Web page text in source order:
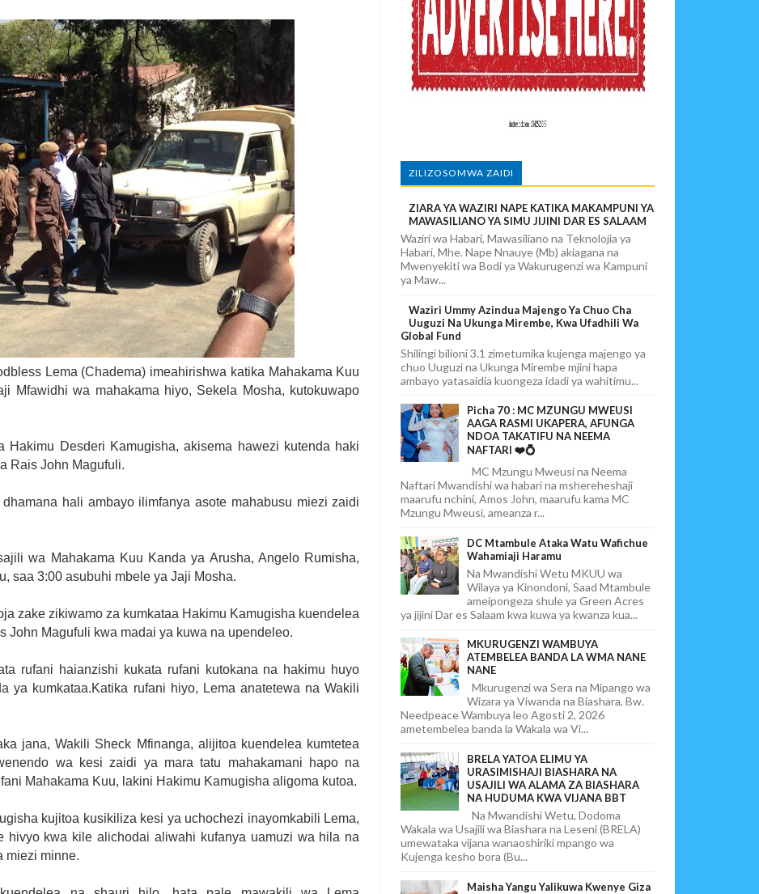
WITO KUHUSU LESENI ZA MAFUNDI UMEME,MAONESHO YA NANENANE
NA KUWAAGA WAJUMBE WA BODI MNMA WALIOMALIZA MUDA WAO
ELIMU, AMANI KUPEWA KIPAUMBELE ITILIMA
HABARI YA DODOMA.
WA MAISHA YA KILA MTANZANIA
WANANCHI WENGI ZAIDI KUCHOCHEA THAMANI YA MAZAO
Lema (Chadema) imeahirishwa katika Mahakama Kuu
Mfawidhi wa mahakama hiyo, Sekela Mosha, kutokuwapo
Hakimu Desderi Kamugisha, akisema hawezi kutenda haki
Rais John Magufuli.
hali ambayo ilimfanya asote mahabusu miezi zaidi
wa Mahakama Kuu Kanda ya Arusha, Angelo Rumisha,
saa 3:00 asubuhi mbele ya Jaji Mosha.
zake zikiwamo za kumkataa Hakimu Kamugisha kuendelea
John Magufuli kwa madai ya kuwa na upendeleo.
rufani haianzishi kukata rufani kutokana na hakimu huyo
ya kumkataa.Katika rufani hiyo, Lema anatetewa na Wakili
jana, Wakili Sheck Mfinanga, alijitoa kuendelea kumtetea
wa kesi zaidi ya mara tatu mahakamani hapo na
Mahakama Kuu, lakini Hakimu Kamugisha aligoma kutoa.
kujitoa kusikiliza kesi ya uchochezi inayomkabili Lema,
hivyo kwa kile alichodai aliwahi kufanya uamuzi wa hila na
miezi minne.
ZILIZOSOMWA ZAIDI
ZIARA YA WAZIRI NAPE KATIKA MAKAMPUNI YA
MAWASILIANO YA SIMU JIJINI DAR ES SALAAM
Waziri wa Habari, Mawasiliano na Teknolojia ya
Habari, Mhe. Nape Nnauye (Mb) akiagana na
Mwenyekiti wa Bodi ya Wakurugenzi wa Kampuni
ya Maw...
Waziri Ummy Azindua Majengo Ya Chuo Cha
Uuguzi Na Ukunga Mirembe, Kwa Ufadhili Wa
Global Fund
Shilingi bilioni 3.1 zimetumika kujenga majengo ya
chuo Uuguzi na Ukunga Mirembe mjini hapa
ambayo yatasaidia kuongeza idadi ya wahitimu...
Picha 70 : MC MZUNGU MWEUSI
AAGA RASMI UKAPERA, AFUNGA
NDOA TAKATIFU NA NEEMA
NAFTARI ❤️💍
MC Mzungu Mweusi na Neema
Naftari Mwandishi wa habari na mshereheshaji
maarufu nchini, Amos John, maarufu kama MC
Mzungu Mweusi, ameanza r...
DC Mtambule Ataka Watu Wafichue
Wahamiaji Haramu
Na Mwandishi Wetu MKUU wa
Wilaya ya Kinondoni, Saad Mtambule
ameipongeza shule ya Green Acres
ya jijini Dar es Salaam kwa kuwa ya kwanza kua...
MKURUGENZI WAMBUYA
ATEMBELEA BANDA LA WMA NANE
NANE
Mkurugenzi wa Sera na Mipango wa
Wizara ya Viwanda na Biashara, Bw.
Needpeace Wambuya leo Agosti 2, 2026
ametembelea banda la Wakala wa Vi...
BRELA YATOA ELIMU YA
URASIMISHAJI BIASHARA NA
USAJILI WA ALAMA ZA BIASHARA
NA HUDUMA KWA VIJANA BBT
Na Mwandishi Wetu, Dodoma
Wakala wa Usajili wa Biashara na Leseni (BRELA)
umewataka vijana wanaoshiriki mpango wa
Kujenga kesho bora (Bu...
Maisha Yangu Yalikuwa Kwenye Giza